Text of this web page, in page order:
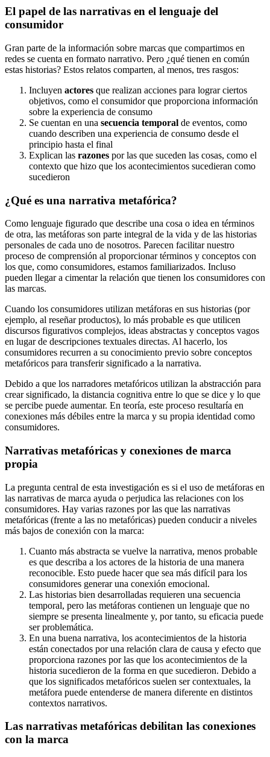
El papel de las narrativas en el lenguaje del
consumidor
Gran parte de la información sobre marcas que compartimos en
redes se cuenta en formato narrativo. Pero ¿qué tienen en común
estas historias? Estos relatos comparten, al menos, tres rasgos:
Incluyen actores que realizan acciones para lograr ciertos
objetivos, como el consumidor que proporciona información
sobre la experiencia de consumo
Se cuentan en una secuencia temporal de eventos, como
cuando describen una experiencia de consumo desde el
principio hasta el final
Explican las razones por las que suceden las cosas, como el
contexto que hizo que los acontecimientos sucedieran como
sucedieron
¿Qué es una narrativa metafórica?
Como lenguaje figurado que describe una cosa o idea en términos
de otra, las metáforas son parte integral de la vida y de las historias
personales de cada uno de nosotros. Parecen facilitar nuestro
proceso de comprensión al proporcionar términos y conceptos con
los que, como consumidores, estamos familiarizados. Incluso
pueden llegar a cimentar la relación que tienen los consumidores con
las marcas.
Cuando los consumidores utilizan metáforas en sus historias (por
ejemplo, al reseñar productos), lo más probable es que utilicen
discursos figurativos complejos, ideas abstractas y conceptos vagos
en lugar de descripciones textuales directas. Al hacerlo, los
consumidores recurren a su conocimiento previo sobre conceptos
metafóricos para transferir significado a la narrativa.
Debido a que los narradores metafóricos utilizan la abstracción para
crear significado, la distancia cognitiva entre lo que se dice y lo que
se percibe puede aumentar. En teoría, este proceso resultaría en
conexiones más débiles entre la marca y su propia identidad como
consumidores.
Narrativas metafóricas y conexiones de marca
propia
La pregunta central de esta investigación es si el uso de metáforas en
las narrativas de marca ayuda o perjudica las relaciones con los
consumidores. Hay varias razones por las que las narrativas
metafóricas (frente a las no metafóricas) pueden conducir a niveles
más bajos de conexión con la marca:
Cuanto más abstracta se vuelve la narrativa, menos probable
es que describa a los actores de la historia de una manera
reconocible. Esto puede hacer que sea más difícil para los
consumidores generar una conexión emocional.
Las historias bien desarrolladas requieren una secuencia
temporal, pero las metáforas contienen un lenguaje que no
siempre se presenta linealmente y, por tanto, su eficacia puede
ser problemática.
En una buena narrativa, los acontecimientos de la historia
están conectados por una relación clara de causa y efecto que
proporciona razones por las que los acontecimientos de la
historia sucedieron de la forma en que sucedieron. Debido a
que los significados metafóricos suelen ser contextuales, la
metáfora puede entenderse de manera diferente en distintos
contextos narrativos.
Las narrativas metafóricas debilitan las conexiones
con la marca